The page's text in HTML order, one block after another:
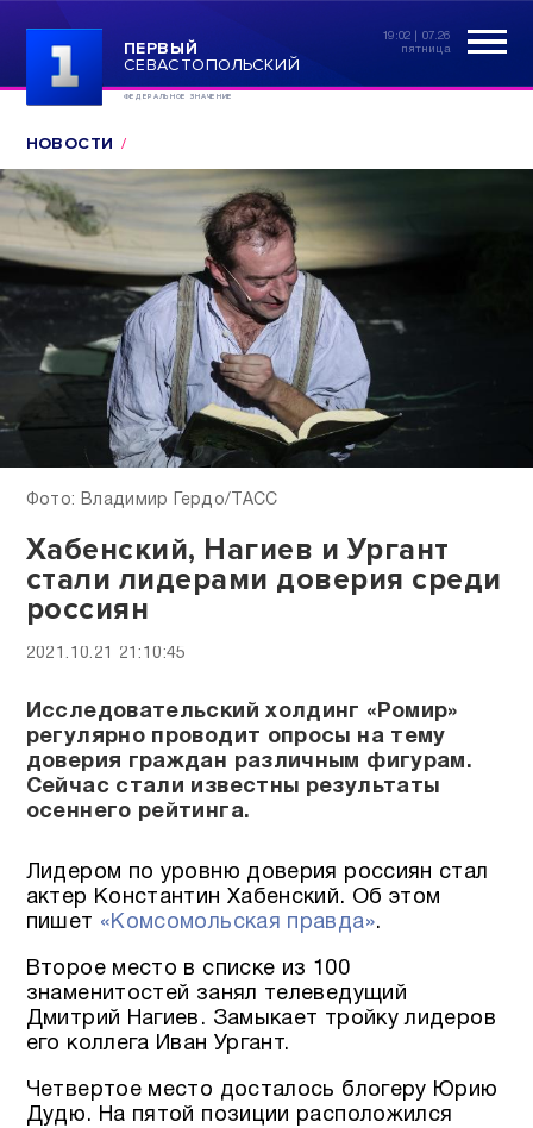
ПЕРВЫЙ
СЕВАСТОПОЛЬСКИЙ
ФЕДЕРАЛЬНОЕ ЗНАЧЕНИЕ
19:02 | 07.26
пятница
НОВОСТИ
Фото: Владимир Гердо/ТАСС
Хабенский, Нагиев и Ургант
стали лидерами доверия среди
россиян
2021.10.21 21:10:45
Исследовательский холдинг «Ромир»
регулярно проводит опросы на тему
доверия граждан различным фигурам.
Сейчас стали известны результаты
осеннего рейтинга.
Лидером по уровню доверия россиян стал
актер Константин Хабенский. Об этом
пишет «Комсомольская правда».
Второе место в списке из 100
знаменитостей занял телеведущий
Дмитрий Нагиев. Замыкает тройку лидеров
его коллега Иван Ургант.
Четвертое место досталось блогеру Юрию
Дудю. На пятой позиции расположился